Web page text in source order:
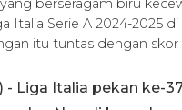
berseragam biru
Italia Serie A 2024-2025
itu tuntas dengan
- Liga Italia pekan ke-